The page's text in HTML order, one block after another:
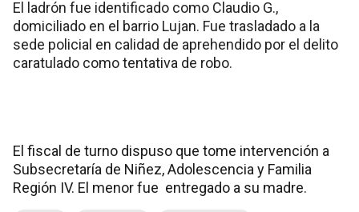
El ladrón fue identificado como Claudio G.,
domiciliado en el barrio Lujan. Fue trasladado a la
sede policial en calidad de aprehendido por el delito
caratulado como tentativa de robo.
El fiscal de turno dispuso que tome intervención a
Subsecretaría de Niñez, Adolescencia y Familia
Región IV. El menor fue entregado a su madre.